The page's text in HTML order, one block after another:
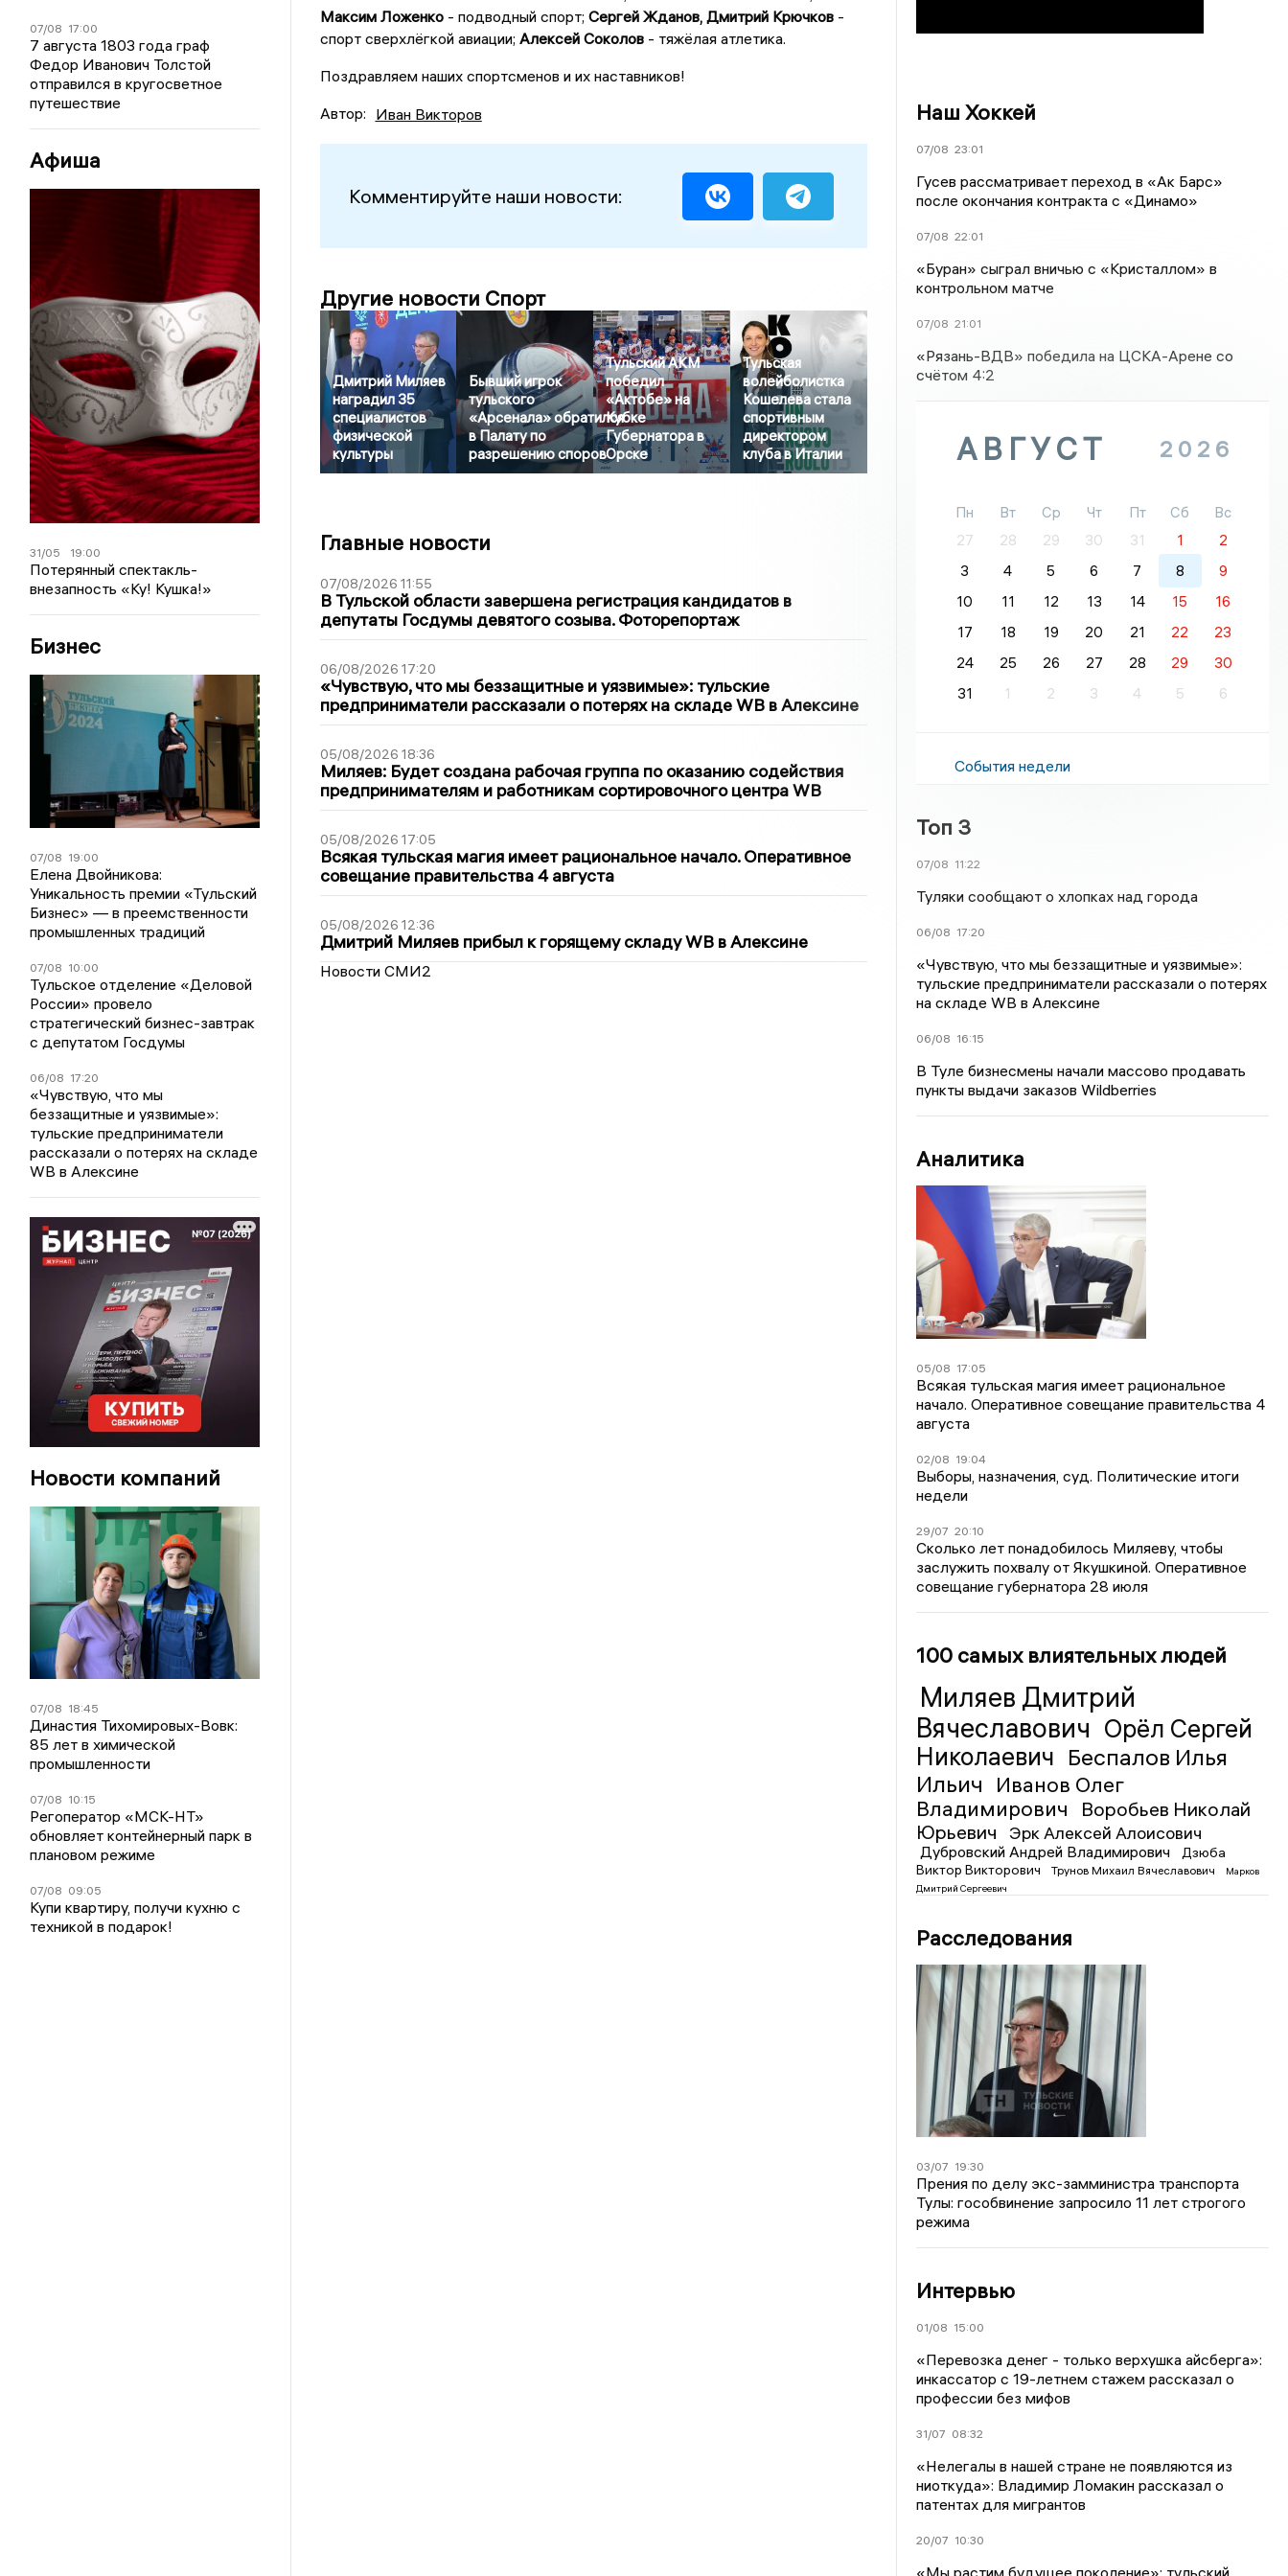
07/08 17:00
7 августа 1803 года граф
Федор Иванович Толстой
отправился в кругосветное
путешествие
Афиша
31/05 19:00
Потерянный спектакль-
внезапность «Ку! Кушка!»
Бизнес
07/08 19:00
Елена Двойникова:
Уникальность премии «Тульский
Бизнес» — в преемственности
промышленных традиций
07/08 10:00
Тульское отделение «Деловой
России» провело
стратегический бизнес-завтрак
с депутатом Госдумы
06/08 17:20
«Чувствую, что мы
беззащитные и уязвимые»:
тульские предприниматели
рассказали о потерях на складе
WB в Алексине
Новости компаний
07/08 18:45
Династия Тихомировых-Вовк:
85 лет в химической
промышленности
07/08 10:15
Регоператор «МСК-НТ»
обновляет контейнерный парк в
плановом режиме
07/08 09:05
Купи квартиру, получи кухню с
техникой в подарок!
Максим Ложенко- подводный спорт; Сергей Жданов, Дмитрий Крючков-
спорт сверхлёгкой авиации; Алексей Соколов- тяжёлая атлетика.
Поздравляем наших спортсменов и их наставников!
Автор: Иван Викторов
Комментируйте наши новости:
Другие новости Спорт
Дмитрий Миляев
наградил 35
специалистов
физической
культуры
Бывший игрок
тульского
«Арсенала» обратился
в Палату по
разрешению споров
Тульский АКМ
победил
«Актобе» на
Кубке
Губернатора в
Орске
Тульская
волейболистка
Кошелева стала
спортивным
директором
клуба в Италии
Главные новости
07/08/2026 11:55
В Тульской области завершена регистрация кандидатов в
депутаты Госдумы девятого созыва. Фоторепортаж
06/08/2026 17:20
«Чувствую, что мы беззащитные и уязвимые»: тульские
предприниматели рассказали о потерях на складе WB в Алексине
05/08/2026 18:36
Миляев: Будет создана рабочая группа по оказанию содействия
предпринимателям и работникам сортировочного центра WB
05/08/2026 17:05
Всякая тульская магия имеет рациональное начало. Оперативное
совещание правительства 4 августа
05/08/2026 12:36
Дмитрий Миляев прибыл к горящему складу WB в Алексине
Новости СМИ2
Наш Хоккей
07/08 23:01
Гусев рассматривает переход в «Ак Барс»
после окончания контракта с «Динамо»
07/08 22:01
«Буран» сыграл вничью с «Кристаллом» в
контрольном матче
07/08 21:01
«Рязань-ВДВ» победила на ЦСКА-Арене со
счётом 4:2
АВГУСТ 2026
Пн Вт Ср Чт Пт Сб
Вс
27
28 29 30 31 1
2
3
4 5 6 7 8
9
10
11 12 13 14 15
16
17
18 19 20 21 22
23
24
25 26 27 28 29
30
31
1 2 3 4 5 6
События недели
Топ 3
07/08 11:22
Туляки сообщают о хлопках над города
06/08 17:20
«Чувствую, что мы беззащитные и уязвимые»:
тульские предприниматели рассказали о потерях
на складе WB в Алексине
06/08 16:15
В Туле бизнесмены начали массово продавать
пункты выдачи заказов Wildberries
Аналитика
05/08 17:05
Всякая тульская магия имеет рациональное
начало. Оперативное совещание правительства 4
августа
02/08 19:04
Выборы, назначения, суд. Политические итоги
недели
29/07 20:10
Сколько лет понадобилось Миляеву, чтобы
заслужить похвалу от Якушкиной. Оперативное
совещание губернатора 28 июля
100 самых влиятельных людей
Миляев Дмитрий
Вячеславович Орёл Сергей
Николаевич Беспалов Илья
Ильич
Иванов Олег
Владимирович
Воробьев Николай
Юрьевич
Эрк Алексей Алоисович
Дубровский Андрей Владимирович
Дзюба
Виктор Викторович
Трунов Михаил Вячеславович
Марков
Дмитрий Сергеевич
Расследования
03/07 19:30
Прения по делу экс-замминистра транспорта
Тулы: гособвинение запросило 11 лет строгого
режима
Интервью
01/08 15:00
«Перевозка денег - только верхушка айсберга»:
инкассатор с 19-летнем стажем рассказал о
профессии без мифов
31/07 08:32
«Нелегалы в нашей стране не появляются из
ниоткуда»: Владимир Ломакин рассказал о
патентах для мигрантов
20/07 10:30
«Мы растим будущее поколение»: тульский